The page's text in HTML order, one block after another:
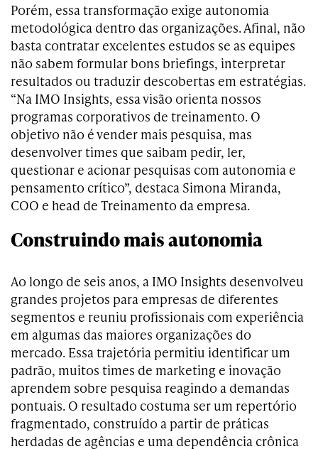
Porém, essa transformação exige autonomia
metodológica dentro das organizações. Afinal, não
basta contratar excelentes estudos se as equipes
não sabem formular bons briefings, interpretar
resultados ou traduzir descobertas em estratégias.
“Na IMO Insights, essa visão orienta nossos
programas corporativos de treinamento. O
objetivo não é vender mais pesquisa, mas
desenvolver times que saibam pedir, ler,
questionar e acionar pesquisas com autonomia e
pensamento crítico”, destaca Simona Miranda,
COO e head de Treinamento da empresa.
Construindo mais autonomia
Ao longo de seis anos, a IMO Insights desenvolveu
grandes projetos para empresas de diferentes
segmentos e reuniu profissionais com experiência
em algumas das maiores organizações do
mercado. Essa trajetória permitiu identificar um
padrão, muitos times de marketing e inovação
aprendem sobre pesquisa reagindo a demandas
pontuais. O resultado costuma ser um repertório
fragmentado, construído a partir de práticas
herdadas de agências e uma dependência crônica